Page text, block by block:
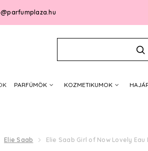
PARFÜMÖK KOZMETIKUMOK
Elie Saab Elie Saab Girl of Now Lovely Eau